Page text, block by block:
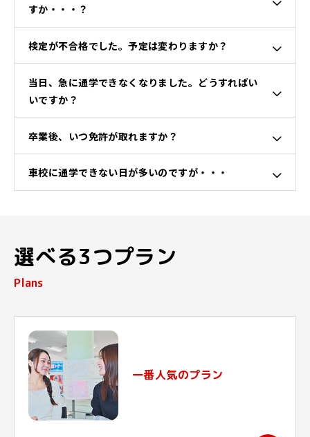
すか・・・？
検定が不合格でした。予定は変わりますか？
当日、急に通学できなくなりました。どうすればい
いですか？
卒業後、いつ免許が取れますか？
車校に通学できない日が多いのですが・・・
選べる3つプラン
Plans
一番人気のプラン